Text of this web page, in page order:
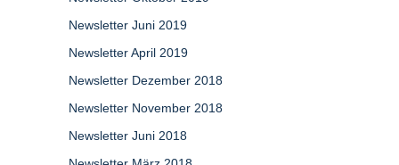
Newsletter Juni 2019
Newsletter April 2019
Newsletter Dezember 2018
Newsletter November 2018
Newsletter Juni 2018